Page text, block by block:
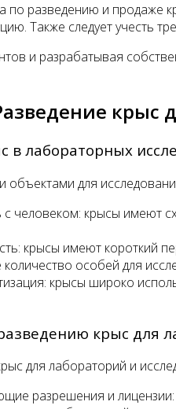
по разведению и продаже
Также следует учесть
и разрабатывая
крыс
лабораторных
для
с человеком: крысы имеют
крысы имеют короткий
особей для
крысы широко
крыс для
для лабораторий и
разрешения и